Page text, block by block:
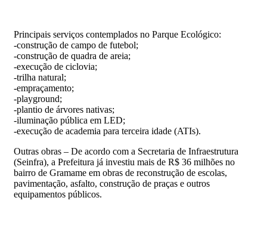
Principais serviços contemplados no Parque Ecológico:
-construção de campo de futebol;
-construção de quadra de areia;
-execução de ciclovia;
-trilha natural;
-empraçamento;
-playground;
-plantio de árvores nativas;
-iluminação pública em LED;
-execução de academia para terceira idade (ATIs).
Outras obras – De acordo com a Secretaria de Infraestrutura
(Seinfra), a Prefeitura já investiu mais de R$ 36 milhões no
bairro de Gramame em obras de reconstrução de escolas,
pavimentação, asfalto, construção de praças e outros
equipamentos públicos.